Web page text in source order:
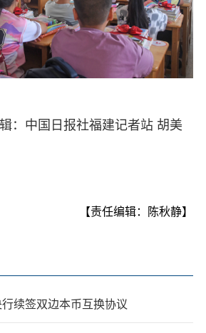
：中国日报社福建记者站 胡美
【责任编辑：陈秋静】
续签双边本币互换协议